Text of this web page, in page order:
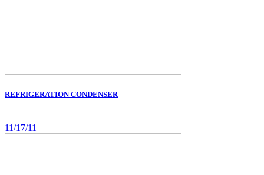
REFRIGERATION CONDENSER
11/17/11